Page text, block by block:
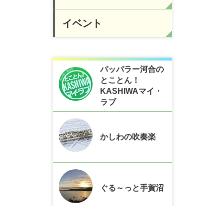
イベント
パッパラー河合の
とことん！
KASHIWAマイ・
ラブ
かしわの吹奏楽
ぐる～っと手賀沼